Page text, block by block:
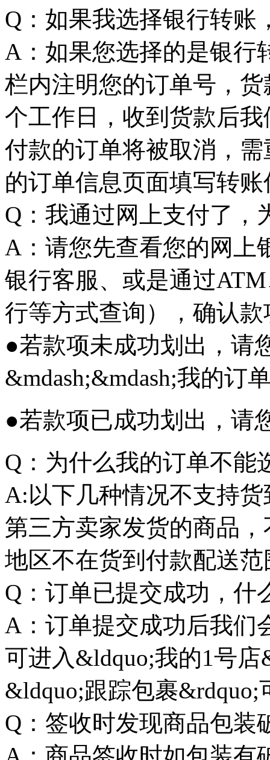
Q：如果我选择银行转账
A：如果您选择的是银行
栏内注明您的订单号，
个工作日，收到货款后
付款的订单将被取消，
的订单信息页面填写转
Q：我通过网上支付了，
A：请您先查看您的网上
银行客服、或是通过
行等方式查询），确认
●若款项未成功划出，请
&mdash;&mdash;我的订
●若款项已成功划出，请
Q：为什么我的订单不能
A:以下几种情况不支持
第三方卖家发货的商品
地区不在货到付款配送
Q：订单已提交成功，什
A：订单提交成功后我们
可进入&ldquo;我的1号店
&ldquo;跟踪包裹
Q：签收时发现商品包装